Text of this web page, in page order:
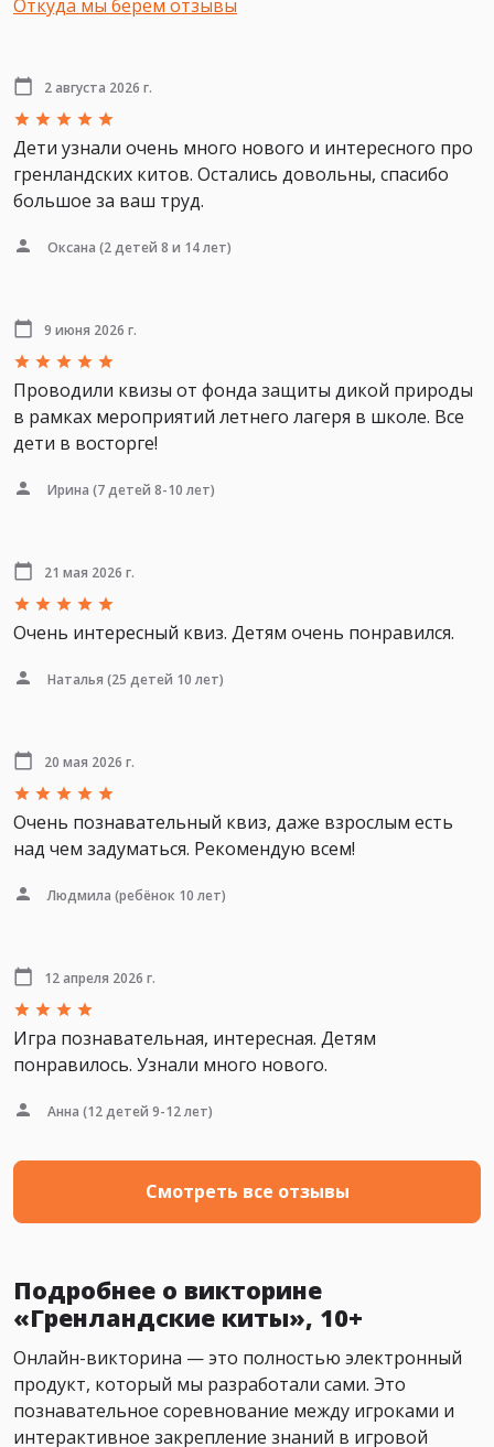
Откуда мы берем отзывы
2 августа 2026 г.
Дети узнали очень много нового и интересного про
гренландских китов. Остались довольны, спасибо
большое за ваш труд.
Оксана (2 детей 8 и 14 лет)
9 июня 2026 г.
Проводили квизы от фонда защиты дикой природы
в рамках мероприятий летнего лагеря в школе. Все
дети в восторге!
Ирина (7 детей 8-10 лет)
21 мая 2026 г.
Очень интересный квиз. Детям очень понравился.
Наталья (25 детей 10 лет)
20 мая 2026 г.
Очень познавательный квиз, даже взрослым есть
над чем задуматься. Рекомендую всем!
Людмила (ребёнок 10 лет)
12 апреля 2026 г.
Игра познавательная, интересная. Детям
понравилось. Узнали много нового.
Анна (12 детей 9-12 лет)
Смотреть все отзывы
Подробнее о викторине
«Гренландские киты», 10+
Онлайн-викторина — это полностью электронный
продукт, который мы разработали сами. Это
познавательное соревнование между игроками и
интерактивное закрепление знаний в игровой